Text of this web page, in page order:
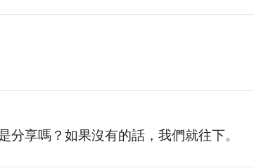
分享嗎？如果沒有的話，我們就往下。